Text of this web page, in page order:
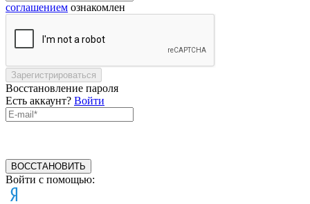
соглашением ознакомлен
Зарегистрироваться
Восстановление пароля
Есть аккаунт? Войти
ВОССТАНОВИТЬ
Войти с помощью: